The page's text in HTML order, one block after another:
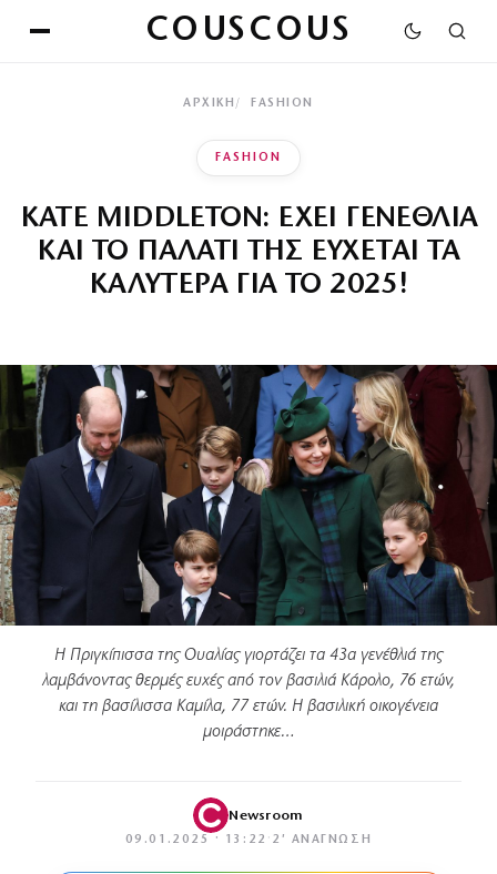
COUSCOUS
ΑΡΧΙΚΉ FASHION
FASHION
KATE MIDDLETON: ΕΧΕΙ ΓΕΝΕΘΛΙΑ
ΚΑΙ ΤΟ ΠΑΛΑΤΙ ΤΗΣ ΕΥΧΕΤΑΙ ΤΑ
ΚΑΛΥΤΕΡΑ ΓΙΑ ΤΟ 2025!
Η Πριγκίπισσα της Ουαλίας γιορτάζει τα 43α γενέθλιά της
λαμβάνοντας θερμές ευχές από τον βασιλιά Κάρολο, 76 ετών,
και τη βασίλισσα Καμίλα, 77 ετών. Η βασιλική οικογένεια
μοιράστηκε…
Newsroom
09.01.2025 · 13:22 · 2′ ΑΝΆΓΝΩΣΗ